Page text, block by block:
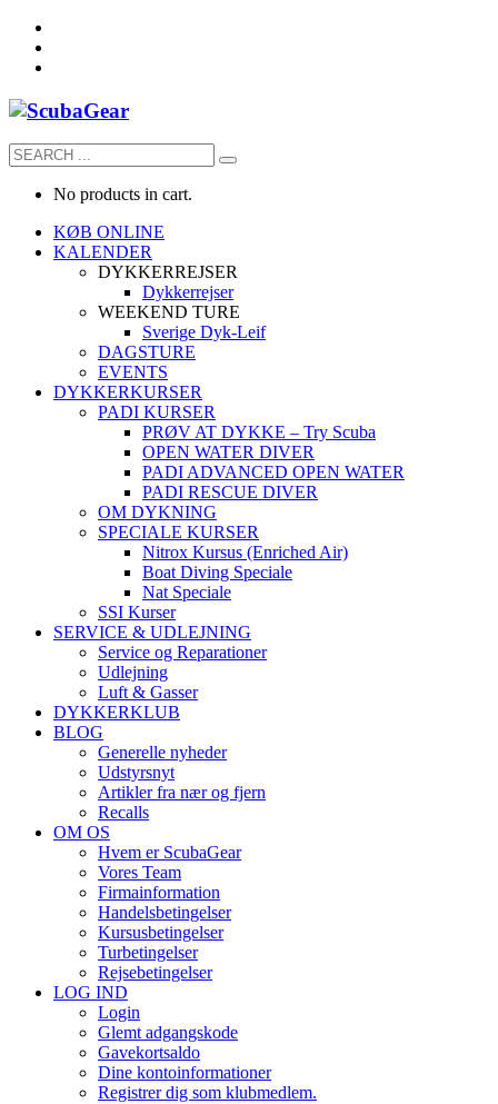
No products in cart.
KØB ONLINE
KALENDER
DYKKERREJSER
Dykkerrejser
WEEKEND TURE
Sverige Dyk-Leif
DAGSTURE
EVENTS
DYKKERKURSER
PADI KURSER
PRØV AT DYKKE – Try Scuba
OPEN WATER DIVER
PADI ADVANCED OPEN WATER
PADI RESCUE DIVER
OM DYKNING
SPECIALE KURSER
Nitrox Kursus (Enriched Air)
Boat Diving Speciale
Nat Speciale
SSI Kurser
SERVICE & UDLEJNING
Service og Reparationer
Udlejning
Luft & Gasser
DYKKERKLUB
BLOG
Generelle nyheder
Udstyrsnyt
Artikler fra nær og fjern
Recalls
OM OS
Hvem er ScubaGear
Vores Team
Firmainformation
Handelsbetingelser
Kursusbetingelser
Turbetingelser
Rejsebetingelser
LOG IND
Login
Glemt adgangskode
Gavekortsaldo
Dine kontoinformationer
Registrer dig som klubmedlem.